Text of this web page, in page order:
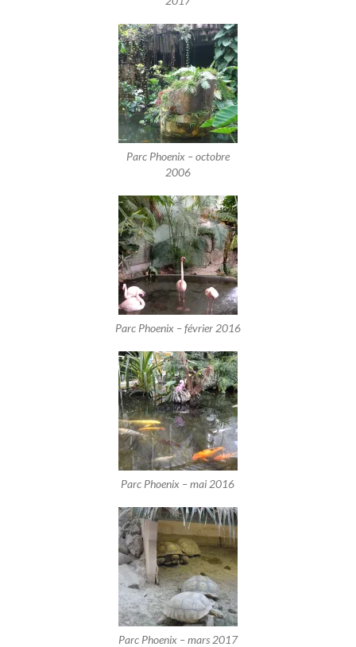
Parc Phoenix – octobre
2006
Parc Phoenix – février 2016
Parc Phoenix – mai 2016
Parc Phoenix – mars 2017